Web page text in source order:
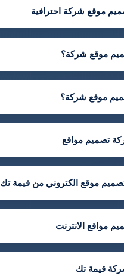
موقع شركة احترافية
موقع شركة؟
موقع شركة؟
تصميم مواقع
موقع الكتروني من قيمة تك
مواقع الانترنت
قيمة تك